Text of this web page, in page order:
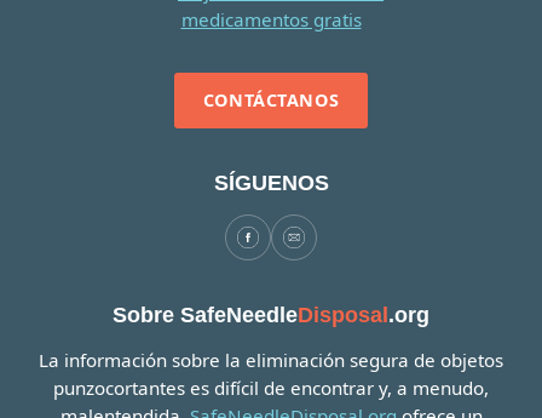
CONTÁCTANOS
SÍGUENOS
Sobre SafeNeedleDisposal.org
La información sobre la eliminación segura de objetos
punzocortantes es difícil de encontrar y, a menudo,